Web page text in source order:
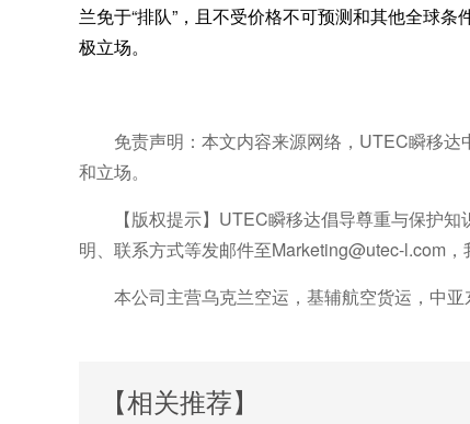
兰免于“排队”，且不受价格不可预测和其他全球
极立场。
免责声明：本文内容来源网络，UTEC瞬移
和立场。
【版权提示】UTEC瞬移达倡导尊重与保护
明、联系方式等发邮件至Marketing@utec-l.com，
本公司主营乌克兰空运，基辅航空货运，中
【相关推荐】